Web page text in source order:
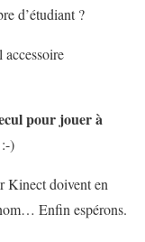
d’étudiant ?
pour jouer à
)
Kinect doivent en
Enfin espérons.